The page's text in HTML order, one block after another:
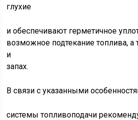
глухие
и обеспечивают герметичное
возможное подтекание топлива, а
и
запах.
В связи с указанными
системы топливоподачи